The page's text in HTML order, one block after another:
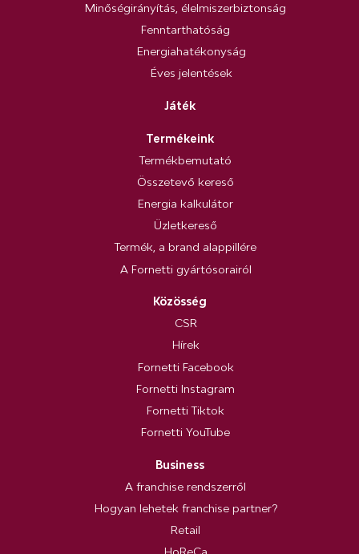
Minőségirányítás, élelmiszerbiztonság
Fenntarthatóság
Energiahatékonyság
Éves jelentések
Játék
Termékeink
Termékbemutató
Összetevő kereső
Energia kalkulátor
Üzletkereső
Termék, a brand alappillére
A Fornetti gyártósorairól
Közösség
CSR
Hírek
Fornetti Facebook
Fornetti Instagram
Fornetti Tiktok
Fornetti YouTube
Business
A franchise rendszerről
Hogyan lehetek franchise partner?
Retail